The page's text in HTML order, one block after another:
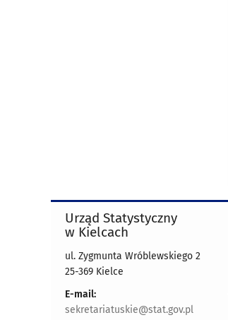
Urząd Statystyczny
w Kielcach
ul. Zygmunta Wróblewskiego 2
25-369 Kielce
E-mail:
sekretariatuskie@stat.gov.pl